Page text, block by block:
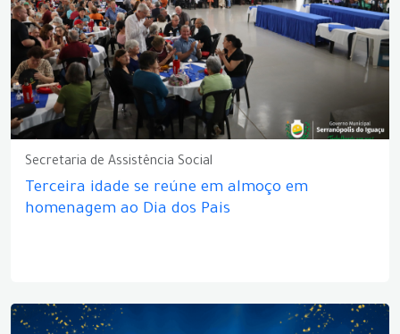
Secretaria de Assistência Social
Terceira idade se reúne em almoço em
homenagem ao Dia dos Pais